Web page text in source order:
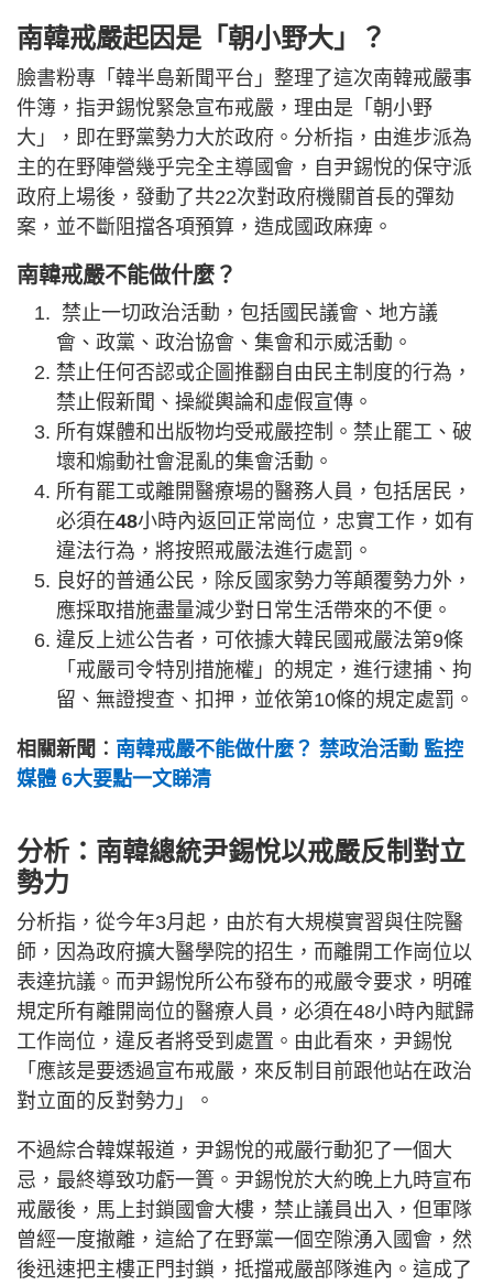
南韓戒嚴起因是「朝小野大」？
臉書粉專「韓半島新聞平台」整理了這次南韓戒嚴事
件簿，指尹錫悅緊急宣布戒嚴，理由是「朝小野
大」，即在野黨勢力大於政府。分析指，由進步派為
主的在野陣營幾乎完全主導國會，自尹錫悅的保守派
政府上場後，發動了共22次對政府機關首長的彈劾
案，並不斷阻擋各項預算，造成國政麻痺。
南韓戒嚴不能做什麼？
禁止一切政治活動，包括國民議會、地方議
會、政黨、政治協會、集會和示威活動。
禁止任何否認或企圖推翻自由民主制度的行為，
禁止假新聞、操縱輿論和虛假宣傳。
所有媒體和出版物均受戒嚴控制。禁止罷工、破
壞和煽動社會混亂的集會活動。
所有罷工或離開醫療場的醫務人員，包括居民，
必須在48小時內返回正常崗位，忠實工作，如有
違法行為，將按照戒嚴法進行處罰。
良好的普通公民，除反國家勢力等顛覆勢力外，
應採取措施盡量減少對日常生活帶來的不便。
違反上述公告者，可依據大韓民國戒嚴法第9條
「戒嚴司令特別措施權」的規定，進行逮捕、拘
留、無證搜查、扣押，並依第10條的規定處罰。
相關新聞︰ 南韓戒嚴不能做什麼？ 禁政治活動 監控
媒體 6大要點一文睇清
分析：南韓總統尹錫悅以戒嚴反制對立
勢力
分析指，從今年3月起，由於有大規模實習與住院醫
師，因為政府擴大醫學院的招生，而離開工作崗位以
表達抗議。而尹錫悅所公布發布的戒嚴令要求，明確
規定所有離開崗位的醫療人員，必須在48小時內賦歸
工作崗位，違反者將受到處置。由此看來，尹錫悅
「應該是要透過宣布戒嚴，來反制目前跟他站在政治
對立面的反對勢力」。
不過綜合韓媒報道，尹錫悅的戒嚴行動犯了一個大
忌，最終導致功虧一簣。尹錫悅於大約晚上九時宣布
戒嚴後，馬上封鎖國會大樓，禁止議員出入，但軍隊
曾經一度撤離，這給了在野黨一個空隙湧入國會，然
後迅速把主樓正門封鎖，抵擋戒嚴部隊進內。這成了